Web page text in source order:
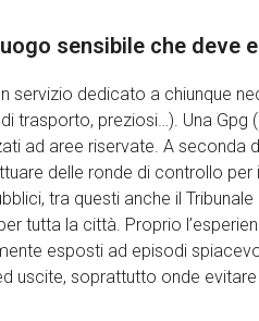
sensibile che deve
servizio dedicato a chiunque
trasporto, preziosi…). Una
ad aree riservate. A seconda
delle ronde di controllo
tra questi anche il
tutta la città. Proprio
esposti ad episodi
uscite, soprattutto onde